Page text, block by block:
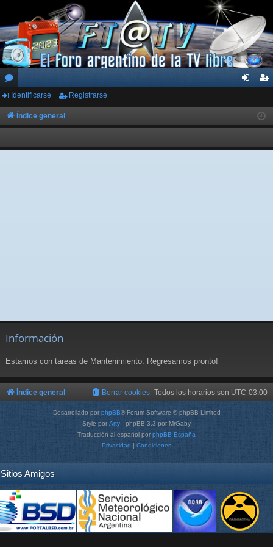
or
os
ar
ist
rs
Identificarse Registrarse
Índice general
Información
Estamos con tareas de Mantenimiento. Regresamos pronto!
Índice general Todos los horarios son UTC-03:00
Borrar cookies
Desarrollado por phpBB® Forum Software © phpBB Limited
Style por Arty - phpBB 3.3 por MrGaby
Traducción al español por phpBB España
Privacidad | Condiciones
Sitios Amigos